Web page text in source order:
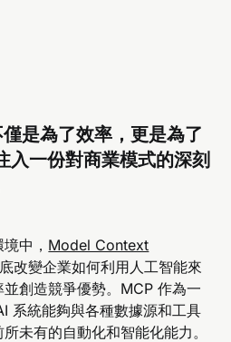
是為了效率，更是為了
入一份對商業模式的深刻
中， Model Context
改變企業如何利用人工智能來
創造競爭優勢。MCP 作為一
系統能夠與各種數據源和工具
未有的自動化和智能化能力。